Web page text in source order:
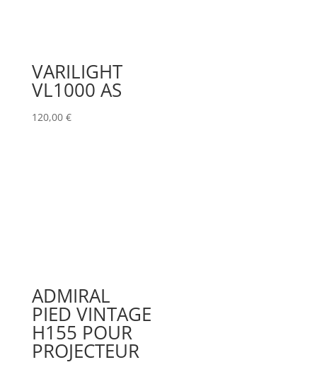
VARILIGHT
VL1000 AS
120,00 €
ADMIRAL
PIED VINTAGE
H155 POUR
PROJECTEUR